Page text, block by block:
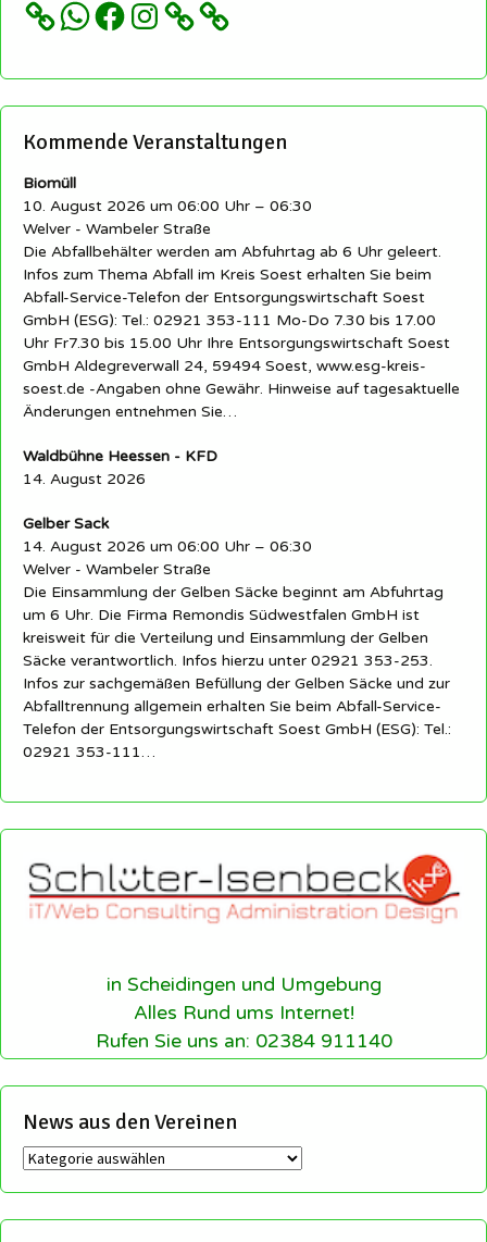
WhatsApp
FacebookInstagram
Kommende Veranstaltungen
Biomüll
10. August 2026 um 06:00 Uhr – 06:30
Welver - Wambeler Straße
Die Abfallbehälter werden am Abfuhrtag ab 6 Uhr geleert.
Infos zum Thema Abfall im Kreis Soest erhalten Sie beim
Abfall-Service-Telefon der Entsorgungswirtschaft Soest
GmbH (ESG): Tel.: 02921 353-111 Mo-Do 7.30 bis 17.00
Uhr Fr7.30 bis 15.00 Uhr Ihre Entsorgungswirtschaft Soest
GmbH Aldegreverwall 24, 59494 Soest, www.esg-kreis-
soest.de -Angaben ohne Gewähr. Hinweise auf tagesaktuelle
Änderungen entnehmen Sie…
Waldbühne Heessen - KFD
14. August 2026
Gelber Sack
14. August 2026 um 06:00 Uhr – 06:30
Welver - Wambeler Straße
Die Einsammlung der Gelben Säcke beginnt am Abfuhrtag
um 6 Uhr. Die Firma Remondis Südwestfalen GmbH ist
kreisweit für die Verteilung und Einsammlung der Gelben
Säcke verantwortlich. Infos hierzu unter 02921 353-253.
Infos zur sachgemäßen Befüllung der Gelben Säcke und zur
Abfalltrennung allgemein erhalten Sie beim Abfall-Service-
Telefon der Entsorgungswirtschaft Soest GmbH (ESG): Tel.:
02921 353-111…
in Scheidingen und Umgebung
Alles Rund ums Internet!
Rufen Sie uns an: 02384 911140
News aus den Vereinen
News
Vereinen